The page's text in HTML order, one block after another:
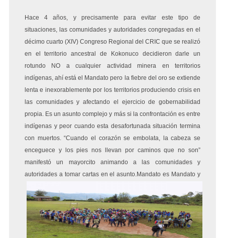
Hace 4 años, y precisamente para evitar este tipo de
situaciones, las comunidades y autoridades congregadas en el
décimo cuarto (XIV) Congreso Regional del CRIC que se realizó
en el territorio ancestral de Kokonuco decidieron darle un
rotundo NO a cualquier actividad minera en territorios
indígenas, ahí está el Mandato pero la fiebre del oro se extiende
lenta e inexorablemente por los territorios produciendo crisis en
las comunidades y afectando el ejercicio de gobernabilidad
propia. Es un asunto complejo y más si la confrontación es entre
indígenas y peor cuando esta desafortunada situación termina
con muertos. “Cuando el corazón se embolata, la cabeza se
enceguece y los pies nos llevan por caminos que no son”
manifestó un mayorcito animando a las comunidades y
autoridades a tomar cartas en el asunto. Mandato es Mandato y